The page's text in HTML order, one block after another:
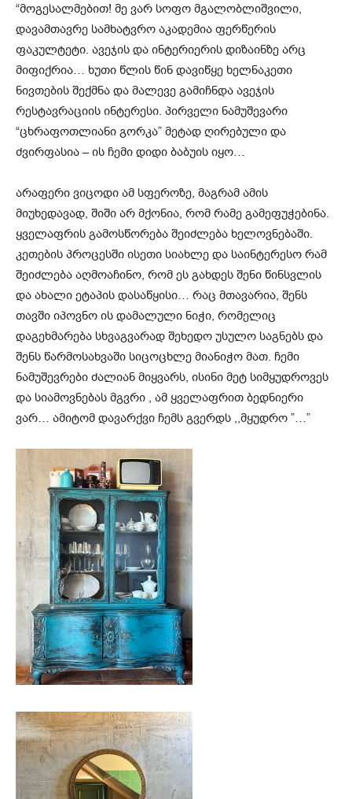
“მოგესალმებით! მე ვარ სოფო მგალობლიშვილი,
დავამთავრე სამხატვრო აკადემია ფერწერის
ფაკულტეტი. ავეჯის და ინტერიერის დიზაინზე არც
მიფიქრია… ხუთი წლის წინ დავიწყე ხელნაკეთი
ნივთების შექმნა და მალევე გამიჩნდა ავეჯის
რესტავრაციის ინტერესი. პირველი ნამუშევარი
“ცხრაფოთლიანი გორკა” მეტად ღირებული და
ძვირფასია – ის ჩემი დიდი ბაბუის იყო…
არაფერი ვიცოდი ამ სფეროზე, მაგრამ ამის
მიუხედავად, შიში არ მქონია, რომ რამე გამეფუჭებინა.
ყველაფრის გამოსწორება შეიძლება ხელოვნებაში.
კეთების პროცესში ისეთი სიახლე და საინტერესო რამ
შეიძლება აღმოაჩინო, რომ ეს გახდეს შენი წინსვლის
და ახალი ეტაპის დასაწყისი… რაც მთავარია, შენს
თავში იპოვნო ის დამალული ნიჭი, რომელიც
დაგეხმარება სხვაგვარად შეხედო უსულო საგნებს და
შენს წარმოსახვაში სიცოცხლე მიანიჭო მათ. ჩემი
ნამუშევრები ძალიან მიყვარს, ისინი მეტ სიმყუდროვეს
და სიამოვნებას მგვრი , ამ ყველაფრით ბედნიერი
ვარ… ამიტომ დავარქვი ჩემს გვერდს ,,მყუდრო ”…”